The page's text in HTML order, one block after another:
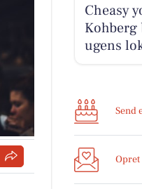
Cheasy
Kohberg
ugens
Send